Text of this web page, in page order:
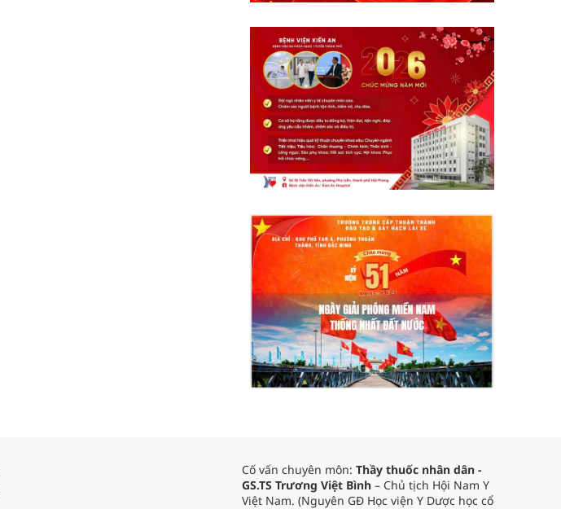
Cố vấn chuyên môn: Thầy thuốc nhân dân -
GS.TS Trương Việt Bình – Chủ tịch Hội Nam Y
Việt Nam. (Nguyên GĐ Học viện Y Dược học cổ